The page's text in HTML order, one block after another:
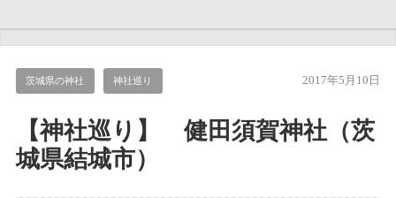
茨城県の神社 神社巡り 2017年5月10日
【神社巡り】 健田須賀神社（茨
城県結城市）